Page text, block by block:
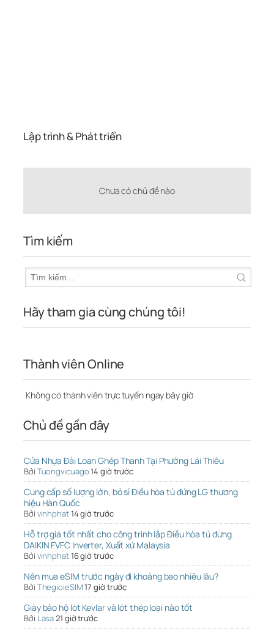
Lập trình & Phát triển
Chưa có chủ đề nào
Tìm kiếm
Hãy tham gia cùng chúng tôi!
Thành viên Online
Không có thành viên trực tuyến ngay bây giờ
Chủ đề gần đây
Cửa Nhựa Đài Loan Ghép Thanh Tại Phường Lái Thiêu
Bởi Tuongvicuago14 giờ trước
Cung cấp số lượng lớn, bỏ sỉ Điều hòa tủ đứng LG thương
hiệu Hàn Quốc
Bởi vinhphat14 giờ trước
Hỗ trợ giá tốt nhất cho công trình lắp Điều hòa tủ đứng
DAIKIN FVFC Inverter, Xuất xứ Malaysia
Bởi vinhphat16 giờ trước
Nên mua eSIM trước ngày đi khoảng bao nhiêu lâu?
Bởi ThegioieSIM17 giờ trước
Giày bảo hộ lót Kevlar và lót thép loại nào tốt
Bởi Lasa21 giờ trước